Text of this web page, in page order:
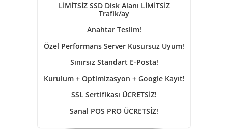
LİMİTSİZ SSD Disk Alanı LİMİTSİZ
Trafik/ay
Anahtar Teslim!
Özel Performans Server Kusursuz Uyum!
Sınırsız Standart E-Posta!
Kurulum + Optimizasyon + Google Kayıt!
SSL Sertifikası ÜCRETSİZ!
Sanal POS PRO ÜCRETSİZ!